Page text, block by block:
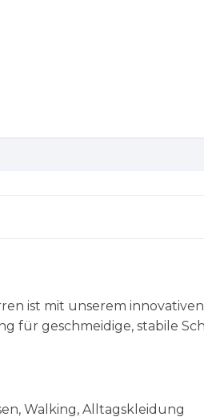
ist mit unserem innovativen
für geschmeidige, stabile
Walking, Alltagskleidung